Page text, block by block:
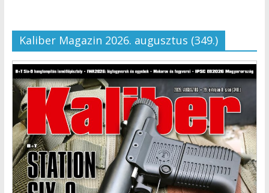
Kaliber Magazin 2026. augusztus (349.)